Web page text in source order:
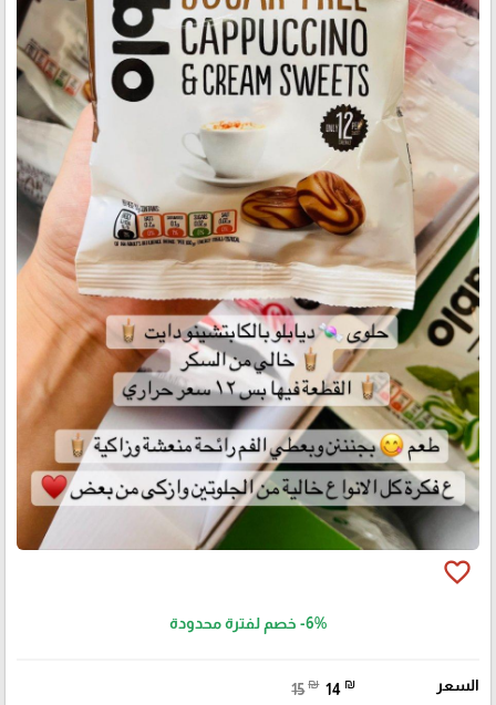
favorite_border
-6% خصم لفترة محدودة
السعر 15 ₪ 14 ₪